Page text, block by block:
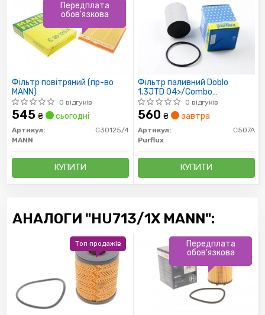
Фільтр повітряний (пр-во
MANN)
0 відгуків
545 ₴ сьогодні
Артикул:
C30125/4
MANN
КУПИТИ
Передплата
обов'язкова
Фільтр паливний Doblo
1.3JTD 04>/Combo
1.3JTD/Ducato0 відгуків
560 ₴ завтра
Артикул:
C507A
Purflux
КУПИТИ
АНАЛОГИ "HU713/1X MANN":
Топ продажів
Передплата
обов'язкова